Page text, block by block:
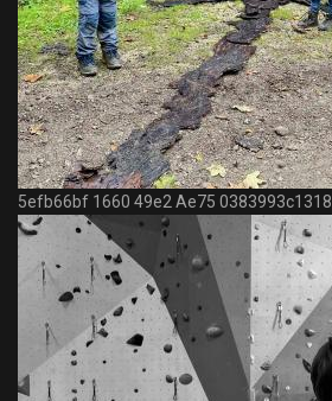
5efb66bf 1660 49e2 Ae75 0383993c1318